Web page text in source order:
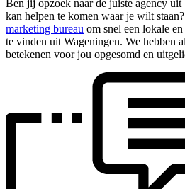
Ben jij opzoek naar de juiste agency
kan helpen te komen waar je wilt
marketing bureau om snel een lokale
te vinden uit Wageningen. We hebben
betekenen voor jou opgesomd en